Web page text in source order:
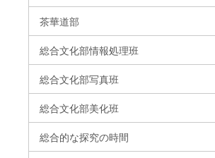
茶華道部
総合文化部情報処理班
総合文化部写真班
総合文化部美化班
総合的な探究の時間